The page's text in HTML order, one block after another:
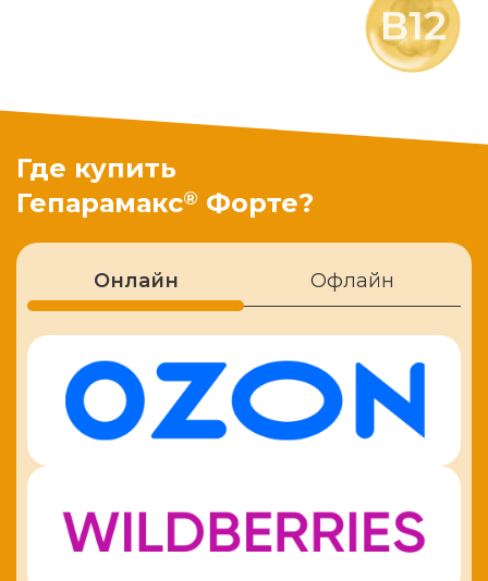
Где купить
Гепарамакс® Форте?
Онлайн Офлайн